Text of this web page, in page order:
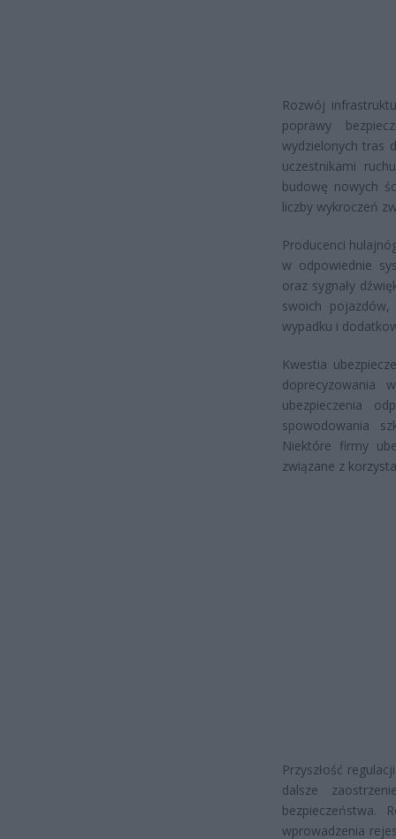
Rozwój
poprawy
wydzielonych tras
uczestnikami
budowę nowych
liczby wykroczeń
Producenci
w odpowiednie
oraz sygnały
swoich
wypadku i
Kwestia
doprecyzowania
ubezpieczenia
spowodowania
Niektóre firmy
związane z
Przyszłość
dalsze
bezpieczeństwa.
wprowadzenia